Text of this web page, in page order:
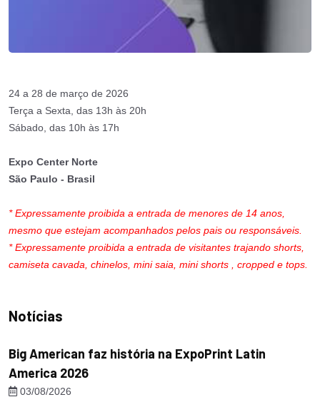
24 a 28 de março de 2026
Terça a Sexta, das 13h às 20h
Sábado, das 10h às 17h
Expo Center Norte
São Paulo - Brasil
* Expressamente proibida a entrada de menores de 14 anos,
mesmo que estejam acompanhados pelos pais ou responsáveis.
* Expressamente proibida a entrada de visitantes trajando shorts,
camiseta cavada, chinelos, mini saia, mini shorts , cropped e tops.
Notícias
Big American faz história na ExpoPrint Latin
America 2026
03/08/2026